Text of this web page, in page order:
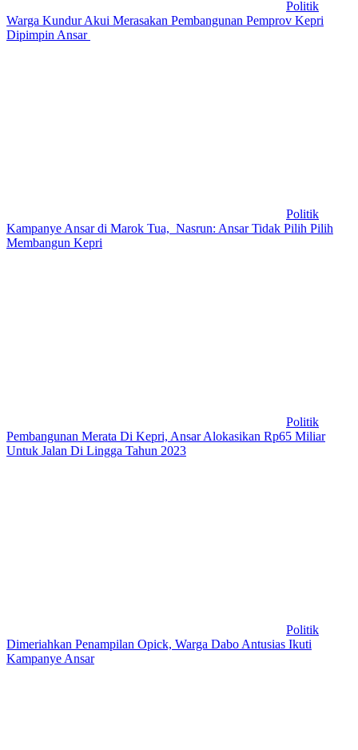
Politik
Warga Kundur Akui Merasakan Pembangunan Pemprov Kepri
Dipimpin Ansar
Politik
Kampanye Ansar di Marok Tua, Nasrun: Ansar Tidak Pilih Pilih
Membangun Kepri
Politik
Pembangunan Merata Di Kepri, Ansar Alokasikan Rp65 Miliar
Untuk Jalan Di Lingga Tahun 2023
Politik
Dimeriahkan Penampilan Opick, Warga Dabo Antusias Ikuti
Kampanye Ansar